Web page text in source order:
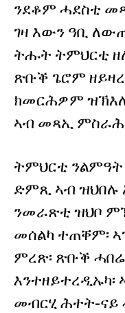
ንደቆም ሓደስቲ
ገዛ እውን ዓቢ
ትሑት ትምህርቲ
ጽቡቕ ጌሮም
ክመርሕዎም
ኣብ መጻኢ
ትምህርቲ ንልምዓት
ድምጺ ኣብ ዝህበሉ
ንመራጽቲ ዝህቦ
መሰልካ ተጠቐም፡
ምረጽ፡ ጽቡቕ
መብርሂ ሕተት-ናይ